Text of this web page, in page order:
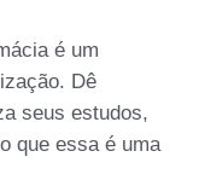
é um
Dê
seus estudos,
que essa é uma